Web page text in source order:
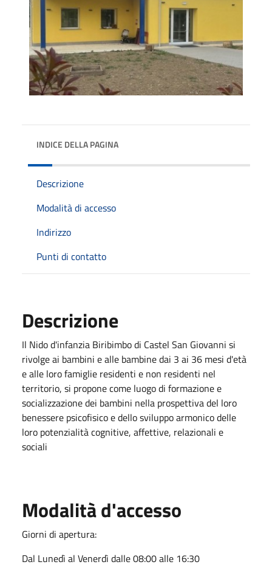
INDICE DELLA PAGINA
Descrizione
Modalità di accesso
Indirizzo
Punti di contatto
Descrizione
Il Nido d'infanzia Biribimbo di Castel San Giovanni si
rivolge ai bambini e alle bambine dai 3 ai 36 mesi d'età
e alle loro famiglie residenti e non residenti nel
territorio, si propone come luogo di formazione e
socializzazione dei bambini nella prospettiva del loro
benessere psicofisico e dello sviluppo armonico delle
loro potenzialità cognitive, affettive, relazionali e
sociali
Modalità d'accesso
Giorni di apertura:
Dal Lunedì al Venerdì dalle 08:00 alle 16:30